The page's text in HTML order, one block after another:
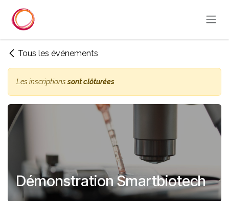
Tous les événements
Les inscriptionssont clôturées
Démonstration Smartbiotech